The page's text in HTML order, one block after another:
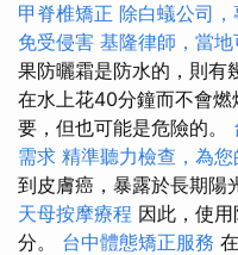
甲脊椎矯正 除白蟻公司
免受侵害 基隆律師，當
果防曬霜是防水的，則有
在水上花40分鐘而不會
要，但也可能是危險的。
需求 精準聽力檢查，為
到皮膚癌，暴露於長期陽
天母按摩療程 因此，使
分。 台中體態矯正服務